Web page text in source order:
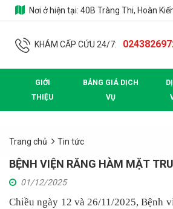
Nơi ở hiện tại: 40B Tràng Thi, Hoàn
KHÁM CẤP CỨU 24/7:
GIỚI
THIỆU
BẢNG GIÁ DỊCH
VỤ
Trang chủ Tin tức
BỆNH VIỆN RĂNG HÀM MẶT
01/12/2025
Chiều ngày 12 và 26/11/2025, Bệnh